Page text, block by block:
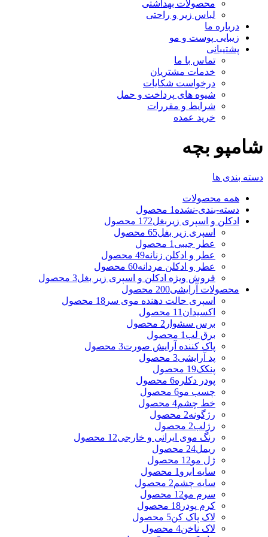
محصولات بهداشتی
لباس زیر و راحتی
درباره ما
زیبایی پوست و مو
پشتیبانی
تماس با ما
خدمات مشتریان
درخواست شکایات
شیوه های پرداخت و حمل
شرایط و مقررات
خرید عمده
شامپو بچه
دسته بندی ها
همه محصولات
دسته-بندی-نشده 1 محصول
ادکلن و اسپری زیربغل172 محصول
اسپری زیر بغل65 محصول
عطر جیبی 1 محصول
عطر و ادکلن زنانه49 محصول
عطر و ادکلن مردانه60 محصول
فروش ویژه ادکلن و اسپری زیر بغل3 محصول
محصولات آرایشی200 محصول
اسپری حالت دهنده موی سر 18 محصول
اکسیدان 11 محصول
برس سشوار 2 محصول
برق لب 1 محصول
پاک کننده آرایش صورت3 محصول
پد آرایشی3 محصول
پنکک19 محصول
پودر دکلره6 محصول
چسب مو6 محصول
خط چشم4 محصول
رژگونه2 محصول
رژلب2 محصول
رنگ موی ایرانی و خارجی12 محصول
ریمل24 محصول
ژل مو12 محصول
سایه ابرو 1 محصول
سایه چشم2 محصول
سرم مو12 محصول
کرم پودر 18 محصول
لاک پاک کن5 محصول
لاک ناخن4 محصول